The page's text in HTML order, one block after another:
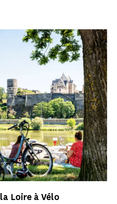
Loire à Vélo